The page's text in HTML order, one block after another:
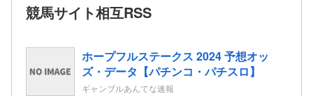
競馬サイト相互RSS
ホープフルステークス 2024 予想オッ
ズ・データ【パチンコ・パチスロ】
ギャンブルあんてな速報